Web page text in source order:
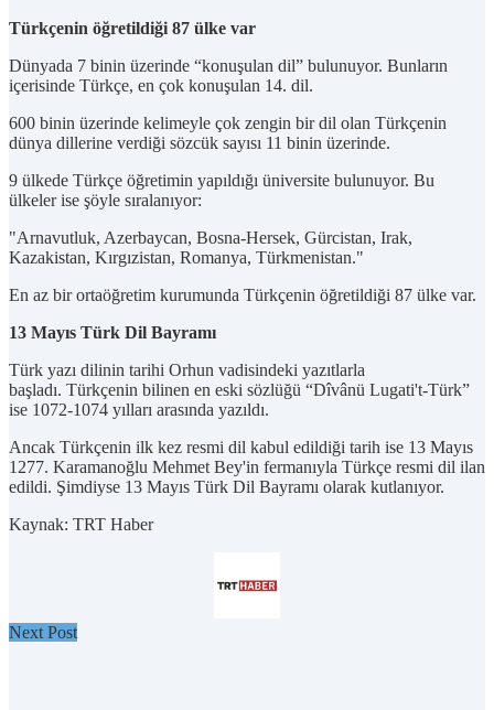
Türkçenin öğretildiği 87 ülke var
Dünyada 7 binin üzerinde “konuşulan dil” bulunuyor. Bunların
içerisinde Türkçe, en çok konuşulan 14. dil.
600 binin üzerinde kelimeyle çok zengin bir dil olan Türkçenin
dünya dillerine verdiği sözcük sayısı 11 binin üzerinde.
9 ülkede Türkçe öğretimin yapıldığı üniversite bulunuyor. Bu
ülkeler ise şöyle sıralanıyor:
"Arnavutluk, Azerbaycan, Bosna-Hersek, Gürcistan, Irak,
Kazakistan, Kırgızistan, Romanya, Türkmenistan."
En az bir ortaöğretim kurumunda Türkçenin öğretildiği 87 ülke var.
13 Mayıs Türk Dil Bayramı
Türk yazı dilinin tarihi Orhun vadisindeki yazıtlarla
başladı. Türkçenin bilinen en eski sözlüğü “Dîvânü Lugati't-Türk”
ise 1072-1074 yılları arasında yazıldı.
Ancak Türkçenin ilk kez resmi dil kabul edildiği tarih ise 13 Mayıs
1277. Karamanoğlu Mehmet Bey'in fermanıyla Türkçe resmi dil ilan
edildi. Şimdiyse 13 Mayıs Türk Dil Bayramı olarak kutlanıyor.
Kaynak: TRT Haber
Next Post